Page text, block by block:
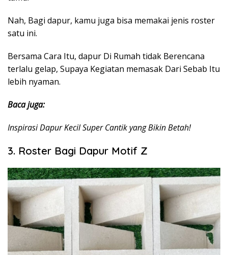
Nah, Bagi dapur, kamu juga bisa memakai jenis roster
satu ini.
Bersama Cara Itu, dapur Di Rumah tidak Berencana
terlalu gelap, Supaya Kegiatan memasak Dari Sebab Itu
lebih nyaman.
Baca juga:
Inspirasi Dapur Kecil Super Cantik yang Bikin Betah!
3. Roster Bagi Dapur Motif Z